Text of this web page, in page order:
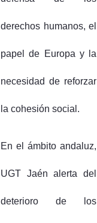
derechos humanos, el
papel de Europa y la
necesidad de reforzar
la cohesión social.
En el ámbito andaluz,
UGT Jaén alerta del
deterioro de los